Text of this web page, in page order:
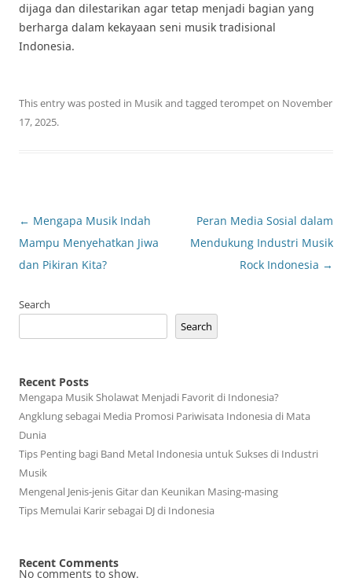
dijaga dan dilestarikan agar tetap menjadi bagian yang
berharga dalam kekayaan seni musik tradisional
Indonesia.
This entry was posted in Musikand tagged terompeton November
17, 2025.
Post
navigation
← Mengapa Musik Indah
Mampu Menyehatkan Jiwa
dan Pikiran Kita?
Peran Media Sosial dalam
Mendukung Industri Musik
Rock Indonesia →
Search
Search
Recent Posts
Mengapa Musik Sholawat Menjadi Favorit di Indonesia?
Angklung sebagai Media Promosi Pariwisata Indonesia di Mata
Dunia
Tips Penting bagi Band Metal Indonesia untuk Sukses di Industri
Musik
Mengenal Jenis-jenis Gitar dan Keunikan Masing-masing
Tips Memulai Karir sebagai DJ di Indonesia
Recent Comments
No comments to show.